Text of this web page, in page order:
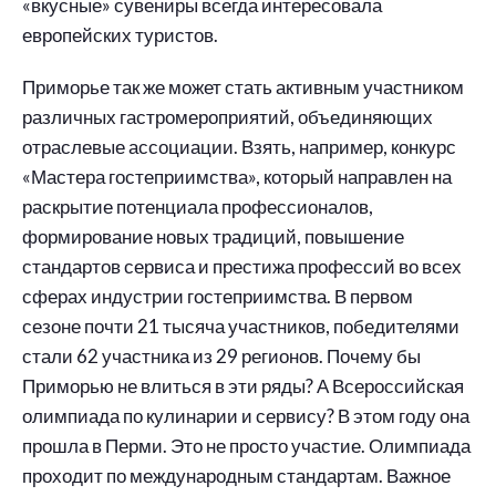
«вкусные» сувениры всегда интересовала
европейских туристов.
Приморье так же может стать активным участником
различных гастромероприятий, объединяющих
отраслевые ассоциации. Взять, например, конкурс
«Мастера гостеприимства», который направлен на
раскрытие потенциала профессионалов,
формирование новых традиций, повышение
стандартов сервиса и престижа профессий во всех
сферах индустрии гостеприимства. В первом
сезоне почти 21 тысяча участников, победителями
стали 62 участника из 29 регионов. Почему бы
Приморью не влиться в эти ряды? А Всероссийская
олимпиада по кулинарии и сервису? В этом году она
прошла в Перми. Это не просто участие. Олимпиада
проходит по международным стандартам. Важное